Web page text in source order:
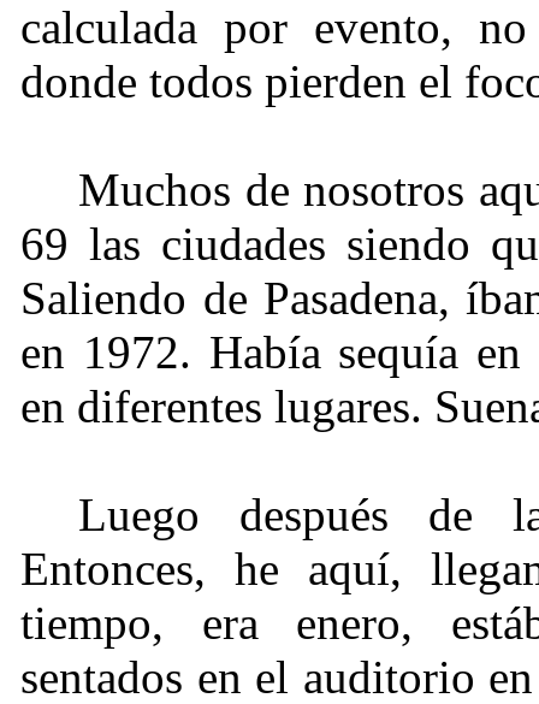
calculada por evento,
donde todos pierden el
Muchos de nosotros
69 las ciudades siendo
Saliendo de Pasadena,
en 1972. Había sequía
en diferentes lugares.
Luego después de
Entonces, he aquí,
tiempo, era enero,
sentados en el auditorio